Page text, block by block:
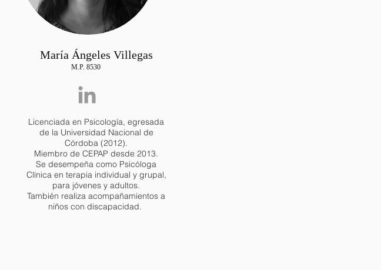
María Ángeles Villegas
M.P. 8530
Licenciada en Psicología, egresada
de la Universidad Nacional de
Córdoba (2012).
Miembro de CEPAP desde 2013.
Se desempeña como Psicóloga
Clínica en terapia individual y grupal,
para jóvenes y adultos.
También realiza acompañamientos a
niños con discapacidad.